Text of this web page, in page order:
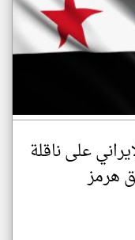
على ناقلة
هرمز